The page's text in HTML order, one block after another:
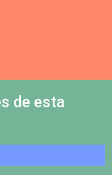
de esta